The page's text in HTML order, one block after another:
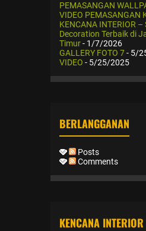
PEMASANGAN
VIDEO PEMASANGAN
KENCANA INTERIOR
Decoration Terbaik di
Timur- 1/7/2026
GALLERY FOTO 7- 5/
VIDEO - 5/25/2025
BERLANGGANAN
Posts
Comments
KENCANA INTERIOR